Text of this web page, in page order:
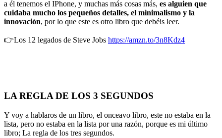
a él tenemos el IPhone, y muchas más cosas más, es alguien que
cuidaba mucho los pequeños detalles, el minimalismo y la
innovación, por lo que este es otro libro que debéis leer.
👉Los 12 legados de Steve Jobs https://amzn.to/3n8Kdz4
LA REGLA DE LOS 3 SEGUNDOS
Y voy a hablaros de un libro, el onceavo libro, este no estaba en la
lista, pero no estaba en la lista por una razón, porque es mi último
libro; La regla de los tres segundos.